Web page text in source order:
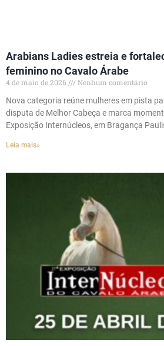
Arabians Ladies estreia e
feminino no Cavalo Árabe
4 de maio de 2026
Nenhum comentário
Nova categoria reúne mulheres em pista
disputa de Melhor Cabeça e marca
Exposição Internúcleos, em Bragança
Leia mais»